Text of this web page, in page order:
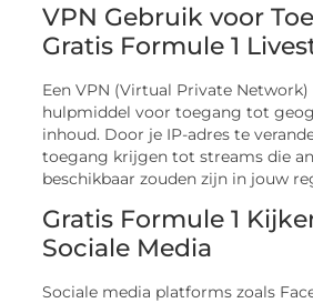
VPN Gebruik voor
Gratis Formule 1
Een VPN (Virtual Private Network)
hulpmiddel voor toegang tot
inhoud. Door je IP-adres te
toegang krijgen tot streams die
beschikbaar zouden zijn in jouw
Gratis Formule 1
Sociale Media
Sociale media platforms zoals